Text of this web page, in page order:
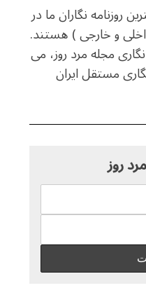
روزنامه نگاران ما در
و خارجی ) هستند.
مجله مرد روز، می
مستقل ایران
روز